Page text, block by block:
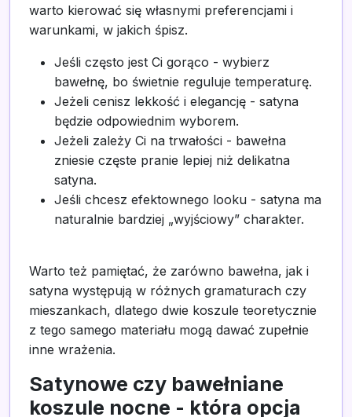
warto kierować się własnymi preferencjami i
warunkami, w jakich śpisz.
Jeśli często jest Ci gorąco - wybierz
bawełnę, bo świetnie reguluje temperaturę.
Jeżeli cenisz lekkość i elegancję - satyna
będzie odpowiednim wyborem.
Jeżeli zależy Ci na trwałości - bawełna
zniesie częste pranie lepiej niż delikatna
satyna.
Jeśli chcesz efektownego looku - satyna ma
naturalnie bardziej „wyjściowy” charakter.
Warto też pamiętać, że zarówno bawełna, jak i
satyna występują w różnych gramaturach czy
mieszankach, dlatego dwie koszule teoretycznie
z tego samego materiału mogą dawać zupełnie
inne wrażenia.
Satynowe czy bawełniane
koszule nocne - która opcja